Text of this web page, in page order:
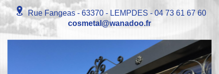
Rue Fangeas- 63370- LEMPDES - 04 73 61 67 60
cosmetal@wanadoo.fr